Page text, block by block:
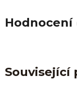
Hodnocení
Související